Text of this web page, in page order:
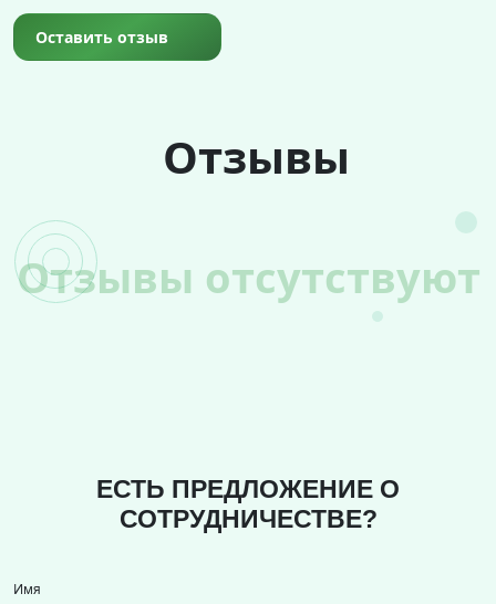
Оставить отзыв
Отзывы
Отзывы отсутствуют
ЕСТЬ ПРЕДЛОЖЕНИЕ О
СОТРУДНИЧЕСТВЕ?
Имя